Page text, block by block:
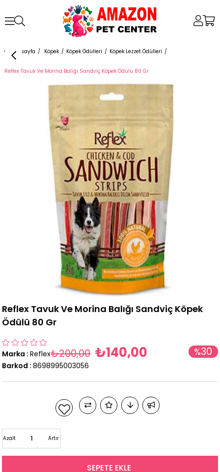
Anasayfa Köpek Köpek Ödülleri Köpek Lezzet Ödülleri
Reflex Tavuk Ve Morina Balığı Sandviç Köpek Ödülü 80 Gr
Reflex Tavuk Ve Morina Balığı Sandviç Köpek
Ödülü 80 Gr
Marka : Reflex %30
₺200,00 ₺140,00
Barkod : 8698995003056
Artır
Azalt